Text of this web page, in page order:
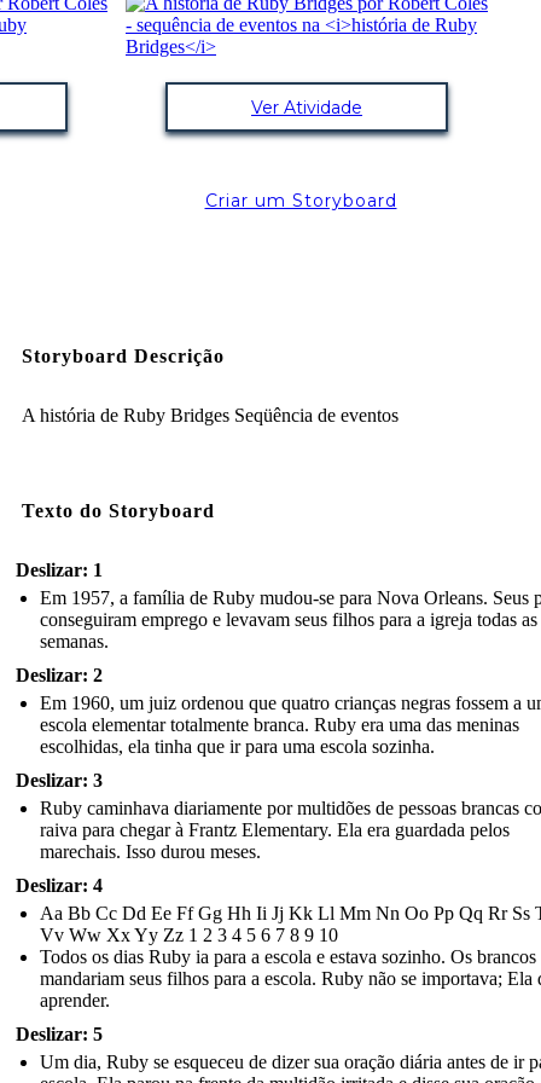
Ver Atividade
Criar um Storyboard
Storyboard Descrição
A história de Ruby Bridges Seqüência de eventos
Texto do Storyboard
Deslizar: 1
Em 1957, a família de Ruby mudou-se para Nova Orleans. Seus
conseguiram emprego e levavam seus filhos para a igreja todas as
semanas.
Deslizar: 2
Em 1960, um juiz ordenou que quatro crianças negras fossem a
escola elementar totalmente branca. Ruby era uma das meninas
escolhidas, ela tinha que ir para uma escola sozinha.
Deslizar: 3
Ruby caminhava diariamente por multidões de pessoas brancas
raiva para chegar à Frantz Elementary. Ela era guardada pelos
marechais. Isso durou meses.
Deslizar: 4
Aa Bb Cc Dd Ee Ff Gg Hh Ii Jj Kk Ll Mm Nn ​​Oo Pp Qq Rr Ss
Vv Ww Xx Yy Zz 1 2 3 4 5 6 7 8 9 10
Todos os dias Ruby ia para a escola e estava sozinho. Os brancos
mandariam seus filhos para a escola. Ruby não se importava; Ela
aprender.
Deslizar: 5
Um dia, Ruby se esqueceu de dizer sua oração diária antes de ir